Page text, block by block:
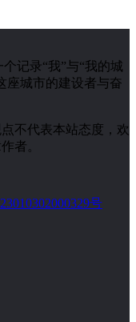
记录“我”与“我的城
座城市的建设者与奋
不代表本站态度，欢
者。
号